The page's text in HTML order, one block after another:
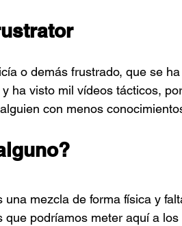
o demás frustrado, que se
ha visto mil vídeos tácticos,
con menos
una mezcla de forma física y
que podríamos meter aquí a los